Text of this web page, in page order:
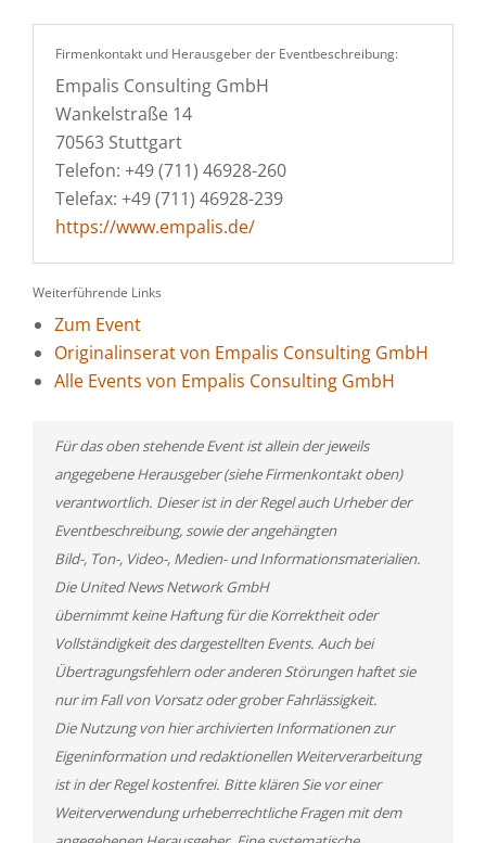
Firmenkontakt und Herausgeber der Eventbeschreibung:
Empalis Consulting GmbH
Wankelstraße 14
70563 Stuttgart
Telefon: +49 (711) 46928-260
Telefax: +49 (711) 46928-239
https://www.empalis.de/
Weiterführende Links
Zum Event
Originalinserat von Empalis Consulting GmbH
Alle Events von Empalis Consulting GmbH
Für das oben stehende Event ist allein der jeweils
angegebene Herausgeber (siehe Firmenkontakt oben)
verantwortlich. Dieser ist in der Regel auch Urheber der
Eventbeschreibung, sowie der angehängten
Bild-, Ton-, Video-, Medien- und Informationsmaterialien.
Die United News Network GmbH
übernimmt keine Haftung für die Korrektheit oder
Vollständigkeit des dargestellten Events. Auch bei
Übertragungsfehlern oder anderen Störungen haftet sie
nur im Fall von Vorsatz oder grober Fahrlässigkeit.
Die Nutzung von hier archivierten Informationen zur
Eigeninformation und redaktionellen Weiterverarbeitung
ist in der Regel kostenfrei. Bitte klären Sie vor einer
Weiterverwendung urheberrechtliche Fragen mit dem